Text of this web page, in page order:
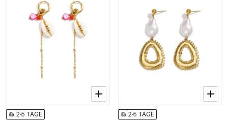
2-5 TAGE 2-5 TAGE